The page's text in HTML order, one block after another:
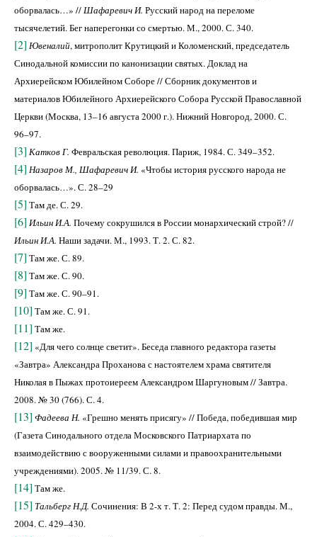
оборвалась…» //Шафаревич И. Русский народ на переломе
тысячелетий. Бег наперегонки со смертью. М., 2000. С. 340.
[2] Ювеналий, митрополит Крутицкий и Коломенский, председатель
Синодальной комиссии по канонизации святых. Доклад на
Архиерейском Юбилейном Соборе // Сборник документов и
материалов Юбилейного Архиерейского Собора Русской Православной
Церкви (Москва, 13–16 августа 2000 г.). Нижний Новгород, 2000. С.
96–97.
[3] Катков Г. Февральская революция. Париж, 1984. С. 349–352.
[4] Назаров М., Шафаревич И. «Чтобы история русского народа не
оборвалась…». С. 28–29
[5] Там де. С. 29.
[6] Ильин И.А. Почему сокрушился в России монархический строй? //
Ильин И.А. Наши задачи. М., 1993. Т. 2. С. 82.
[7] Там же. С. 89.
[8] Там же. С. 90.
[9] Там же. С. 90–91.
[10] Там же. С. 91.
[11] Там же.
[12] «Для чего солнце светит». Беседа главного редактора газеты
«Завтра» Александра Проханова с настоятелем храма святителя
Николая в Пыжах протоиереем Александром Шаргуновым // Завтра.
2008. № 30 (766). С. 4.
[13] Фадеева Н. «Грешно менять присягу» // Победа, победившая мир
(Газета Синодального отдела Московского Патриархата по
взаимодействию с вооруженными силами и правоохранительными
учреждениями). 2005. № 11/39. С. 8.
[14] Там же.
[15] Тальберг Н.Д. Сочинения: В 2-х т. Т. 2: Перед судом правды. М.,
2004. С. 429–430.